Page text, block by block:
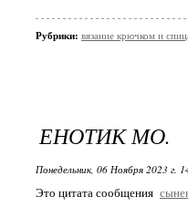
Рубрики: вязание крючком и
ЕНОТИК МО.
Понедельник, 06 Ноября 2023 г.
Это цитата сообщения